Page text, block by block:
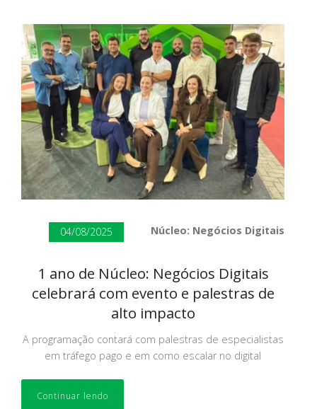
04/08/2025 Núcleo: Negócios Digitais
1 ano de Núcleo: Negócios Digitais
celebrará com evento e palestras de
alto impacto
A programação contará com palestras de especialistas
em tráfego pago e em como escalar no digital
Continuar lendo